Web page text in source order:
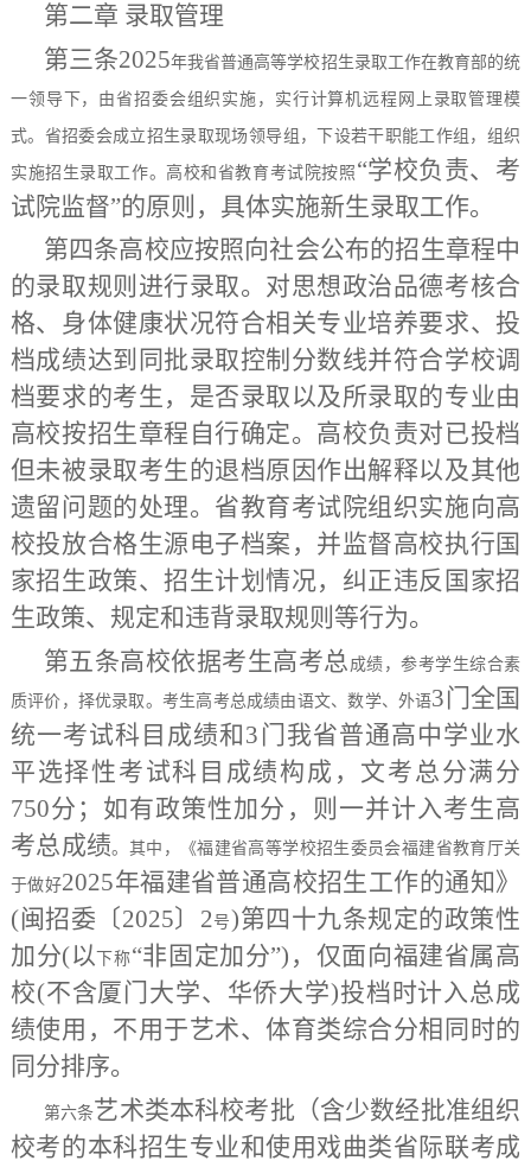
第二章 录取管理
第三条2025年我省普通高等学校招生录取工作在教育部的统
一领导下，由省招委会组织实施，实行计算机远程网上录取管理模
式。省招委会成立招生录取现场领导组，下设若干职能工作组，组织
实施招生录取工作。高校和省教育考试院按照 “学校负责、考
试院监督”的原则，具体实施新生录取工作。
第四条高校应按照向社会公布的招生章程中
的录取规则进行录取。对思想政治品德考核合
格、身体健康状况符合相关专业培养要求、投
档成绩达到同批录取控制分数线并符合学校调
档要求的考生，是否录取以及所录取的专业由
高校按招生章程自行确定。高校负责对已投档
但未被录取考生的退档原因作出解释以及其他
遗留问题的处理。省教育考试院组织实施向高
校投放合格生源电子档案，并监督高校执行国
家招生政策、招生计划情况，纠正违反国家招
生政策、规定和违背录取规则等行为。
第五条高校依据考生高考总 成绩，参考学生综合素
质评价，择优录取。考生高考总成绩由语文、数学、外语3门全国
统一考试科目成绩和3门我省普通高中学业水
平选择性考试科目成绩构成，文考总分满分
750分；如有政策性加分，则一并计入考生高
考总成绩。其中，《福建省高等学校招生委员会福建省教育厅关
于做好2025年福建省普通高校招生工作的通知》
(闽招委〔2025〕 2号)第四十九条规定的政策性
加分(以 下称“非固定加分”)，仅面向福建省属高
校(不含厦门大学、华侨大学)投档时计入总成
绩使用，不用于艺术、体育类综合分相同时的
同分排序。
第六条艺术类本科校考批（含少数经批准组织
校考的本科招生专业和使用戏曲类省际联考成